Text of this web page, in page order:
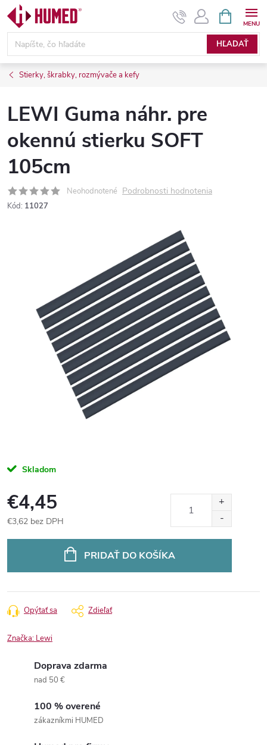
Prejsť
obsah
HĽADAŤ
KOŠÍK
Stierky, škrabky, rozmývače a kefy
LEWI Guma náhr. pre
okennú stierku SOFT
105cm
Neohodnotené Podrobnosti hodnotenia
Kód: 11027
Skladom
€4,45
€3,62 bez DPH
PRIDAŤ DO KOŠÍKA
Opýtať sa Zdieľať
Značka: Lewi
Doprava zdarma
nad 50 €
100 % overené
zákazníkmi HUMED